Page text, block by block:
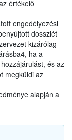
értékelő
engedélyezési
dossziét
kizárólag
ha a
és az
megküldi az
alapján a